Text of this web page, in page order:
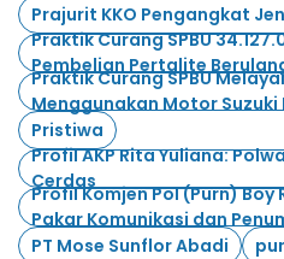
Prajurit KKO Pengangkat
Praktik Curang SPBU
Pembelian Pertalite
Praktik Curang SPBU
Menggunakan Motor
Pristiwa
Profil AKP Rita Yuliana:
Cerdas
Profil Komjen Pol (Purn)
Pakar Komunikasi dan
PT Mose Sunflor Abadi